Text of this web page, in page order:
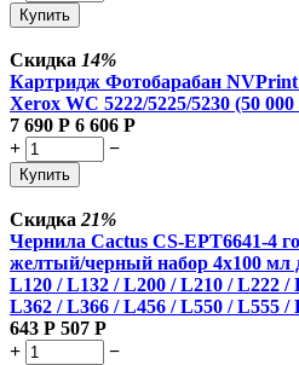
Купить
Скидка 14%
Картридж Фотобарабан NVPrint
Xerox WC 5222/5225/5230 (50 000
7 690 Р 6 606 Р
+
−
Купить
Скидка 21%
Чернила Cactus CS-EPT6641-4
желтый/черный набор 4x100 мл
L120 / L132 / L200 / L210 / L222 /
L362 / L366 / L456 / L550 / L555 /
643 Р 507 Р
+
−